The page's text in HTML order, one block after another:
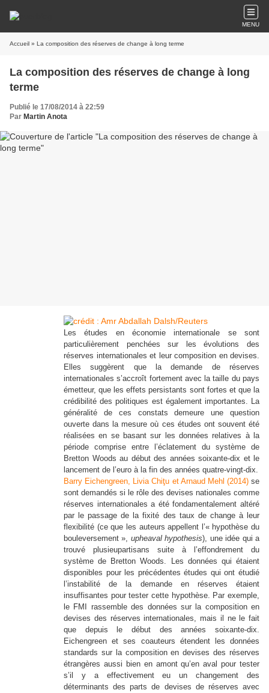
MENU
Accueil » La composition des réserves de change à long terme
La composition des réserves de change à long
terme
Publié le 17/08/2014 à 22:59
Par Martin Anota
Les études en économie internationale se sont
particulièrement penchées sur les évolutions des
réserves internationales et leur composition en devises.
Elles suggèrent que la demande de réserves
internationales s’accroît fortement avec la taille du pays
émetteur, que les effets persistants sont fortes et que la
crédibilité des politiques est également importantes. La
généralité de ces constats demeure une question
ouverte dans la mesure où ces études ont souvent été
réalisées en se basant sur les données relatives à la
période comprise entre l’éclatement du système de
Bretton Woods au début des années soixante-dix et le
lancement de l’euro à la fin des années quatre-vingt-dix.
Barry Eichengreen, Livia Chiţu et Arnaud Mehl (2014)se
sont demandés si le rôle des devises nationales comme
réserves internationales a été fondamentalement altéré
par le passage de la fixité des taux de change à leur
flexibilité (ce que les auteurs appellent l’« hypothèse du
bouleversement », upheaval hypothesis), une idée qui a
trouvé plusieupartisans suite à l’effondrement du
système de Bretton Woods. Les données qui étaient
disponibles pour les précédentes études qui ont étudié
l’instabilité de la demande en réserves étaient
insuffisantes pour tester cette hypothèse. Par exemple,
le FMI rassemble des données sur la composition en
devises des réserves internationales, mais il ne le fait
que depuis le début des années soixante-dix.
Eichengreen et ses coauteurs étendent les données
standards sur la composition en devises des réserves
étrangères aussi bien en amont qu’en aval pour tester
s’il y a effectivement eu un changement des
déterminants des parts de devises de réserves avec